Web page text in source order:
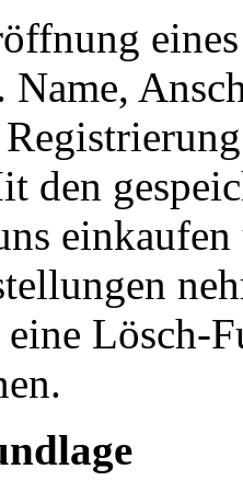
Name,
den
eine Lösch-